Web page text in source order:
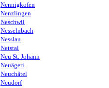
Nennigkofen
Nenzlingen
Neschwil
Nesselnbach
Nesslau
Netstal
Neu St. Johann
Neuägeri
Neuchâtel
Neudorf